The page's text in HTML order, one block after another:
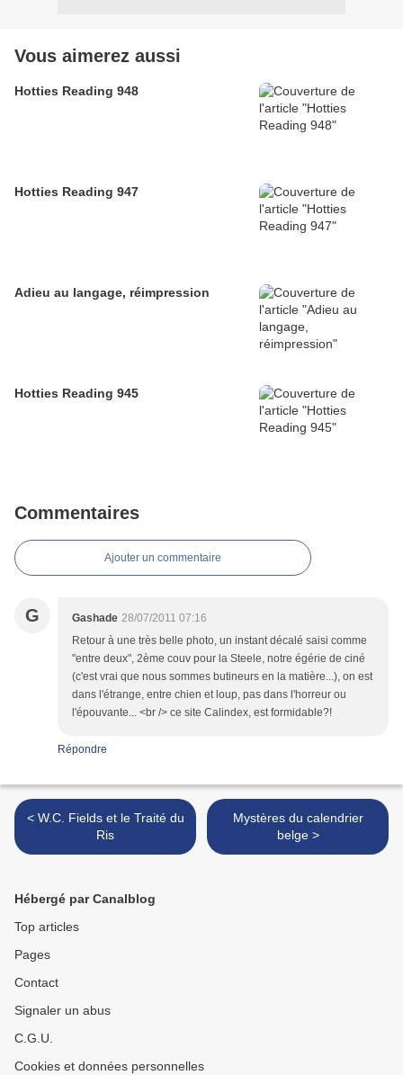
Vous aimerez aussi
Hotties Reading 948
Hotties Reading 947
Adieu au langage, réimpression
Hotties Reading 945
Commentaires
Ajouter un commentaire
G Gashade 28/07/2011 07:16
Retour à une très belle photo, un instant décalé saisi comme
"entre deux", 2ème couv pour la Steele, notre égérie de ciné
(c'est vrai que nous sommes butineurs en la matière...), on est
dans l'étrange, entre chien et loup, pas dans l'horreur ou
l'épouvante... <br /> ce site Calindex, est formidable?!
Répondre
< W.C. Fields et le Traité du
Ris
Mystères du calendrier
belge >
Hébergé par Canalblog
Top articles
Pages
Contact
Signaler un abus
C.G.U.
Cookies et données personnelles